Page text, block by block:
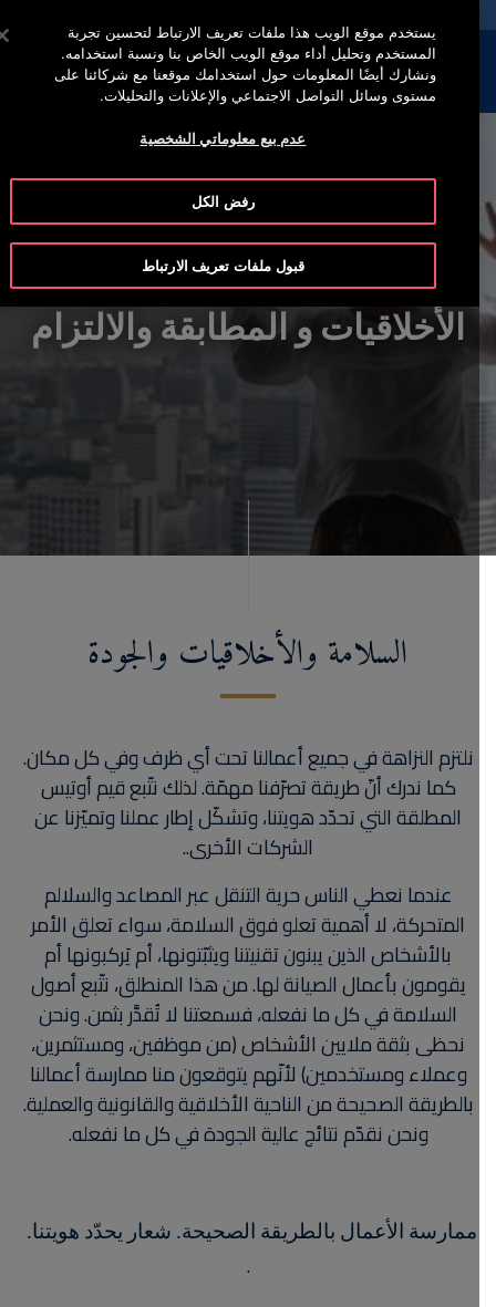
إبحث القائمة
الأخلاقيات و المطابقة والالتزام
السلامة والأخلاقيات والجودة
نلتزم النزاهة في جميع أعمالنا تحت أي ظرف وفي كل مكان.
كما ندرك أنّ طريقة تصرّفنا مهمّة. لذلك نتّبع قيم أوتيس
المطلقة التي تحدّد هويتنا، وتشكّل إطار عملنا وتميّزنا عن
الشركات الأخرى..
عندما نعطي الناس حرية التنقل عبر المصاعد والسلالم
المتحركة، لا أهمية تعلو فوق السلامة، سواء تعلق الأمر
بالأشخاص الذين يبنون تقنيتنا ويثبّتونها، أم يَركبونها أم
يقومون بأعمال الصيانة لها. من هذا المنطلق، نتّبع أصول
السلامة في كل ما نفعله، فسمعتنا لا تُقدَّر بثمن. ونحن
نحظى بثقة ملايين الأشخاص (من موظفين، ومستثمرين،
وعملاء ومستخدمين) لأنّهم يتوقعون منا ممارسة أعمالنا
بالطريقة الصحيحة من الناحية الأخلاقية والقانونية والعملية.
ونحن نقدّم نتائج عالية الجودة في كل ما نفعله.
ممارسة الأعمال بالطريقة الصحيحة. شعار يحدّد هويتنا.
يستخدم موقع الويب هذا ملفات تعريف الارتباط لتحسين تجربة
المستخدم وتحليل أداء موقع الويب الخاص بنا ونسبة استخدامه.
ونشارك أيضًا المعلومات حول استخدامك موقعنا مع شركائنا على
مستوى وسائل التواصل الاجتماعي والإعلانات والتحليلات.
عدم بيع معلوماتي الشخصية
رفض الكل
قبول ملفات تعريف الارتباط